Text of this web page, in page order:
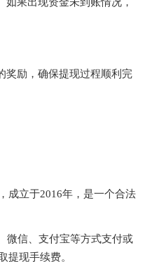
奖励，确保提现过程顺利完
成立于2016年，是一个合法
微信、支付宝等方式支付或
提现手续费。